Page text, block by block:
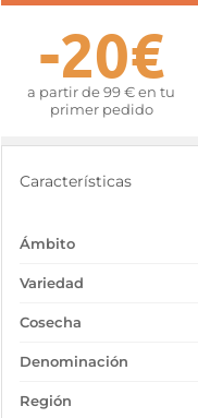
-20€
a partir de 99 € en tu
primer pedido
Características
Ámbito
Variedad
Cosecha
Denominación
Región